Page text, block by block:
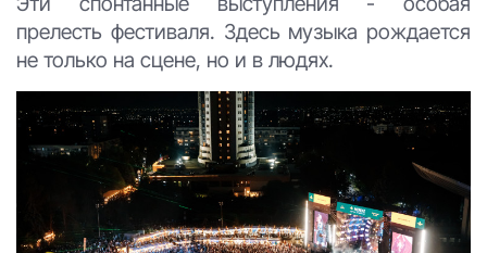
прелесть фестиваля. Здесь музыка рождается
не только на сцене, но и в людях.